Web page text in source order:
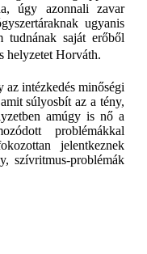
úgy azonnali zavar
ugyanis
saját erőből
helyzetet Horváth.
az intézkedés minőségi
súlyosbít az a tény,
amúgy is nő a
problémákkal
jelentkeznek
szívritmus-problémák